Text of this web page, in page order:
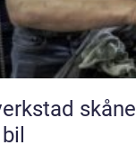
skåne så väljer du rätt verkstad för